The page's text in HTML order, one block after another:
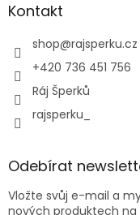
Kontakt
shop@rajsperku.cz
+420 736 451 756
Ráj Šperků
rajsperku_
Odebírat
Vložte svůj e-mail a
nových produktech